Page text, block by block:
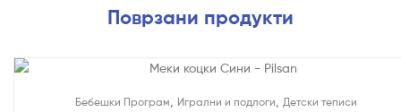
Поврзани продукти
Бебешки Програм Игрални и подлоги Детски теписи